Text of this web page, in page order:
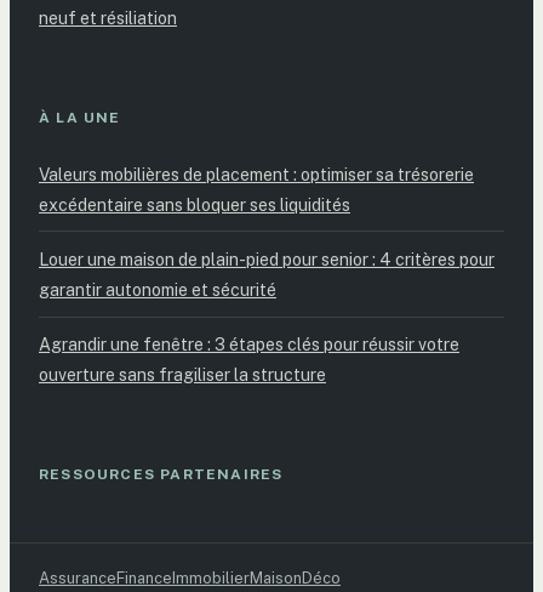
neuf et résiliation
À LA UNE
Valeurs mobilières de placement : optimiser sa trésorerie
excédentaire sans bloquer ses liquidités
Louer une maison de plain-pied pour senior : 4 critères pour
garantir autonomie et sécurité
Agrandir une fenêtre : 3 étapes clés pour réussir votre
ouverture sans fragiliser la structure
RESSOURCES PARTENAIRES
Assurance Finance ImmobilierMaison Déco